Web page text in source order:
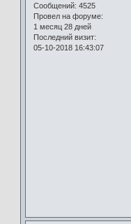
Сообщений: 4525
Провел на форуме:
1 месяц 28 дней
Последний визит:
05-10-2018 16:43:07